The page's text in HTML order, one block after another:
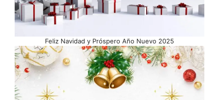
Feliz Navidad y Próspero Año Nuevo 2025